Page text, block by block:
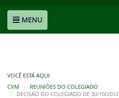
MENU
VOCÊ ESTÁ AQUI:
CVM
REUNIÕES DO COLEGIADO
DECISÃO DO COLEGIADO DE 30/10/2012